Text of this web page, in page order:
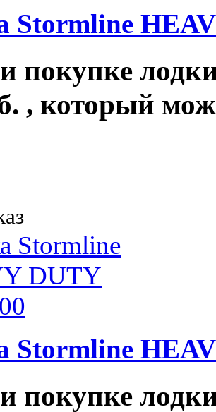
Stormline
покупке
, который
Stormline
покупке